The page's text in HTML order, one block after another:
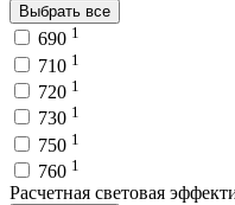
Выбрать все
690 1
710 1
720 1
730 1
750 1
760 1
Расчетная световая